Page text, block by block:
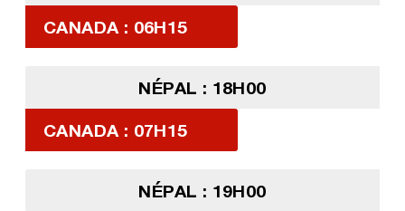
CANADA : 06H15
NÉPAL : 18H00
CANADA : 07H15
NÉPAL : 19H00